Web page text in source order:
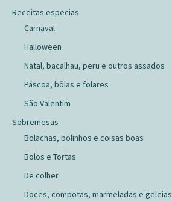
Receitas especias
Carnaval
Halloween
Natal, bacalhau, peru e outros assados
Páscoa, bôlas e folares
São Valentim
Sobremesas
Bolachas, bolinhos e coisas boas
Bolos e Tortas
De colher
Doces, compotas, marmeladas e geleias